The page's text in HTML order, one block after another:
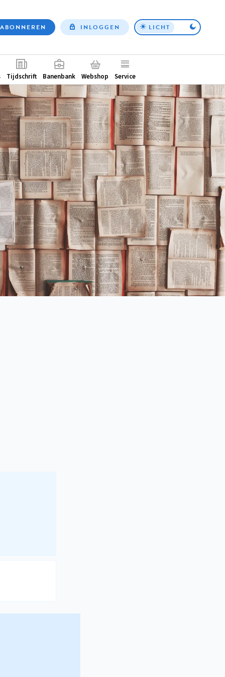
Top
ABONNEREN INLOGGEN LICHT
Tijdschrift Banenbank Webshop Service